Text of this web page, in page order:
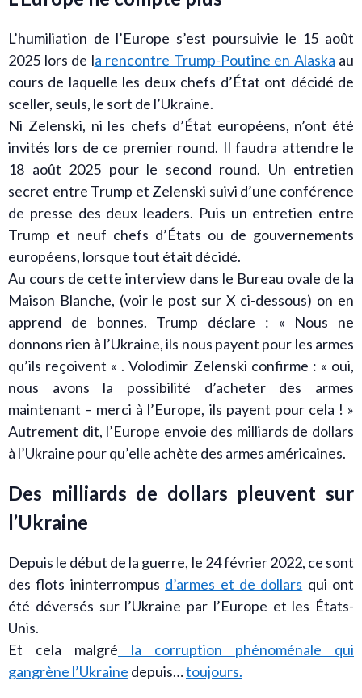
L’humiliation de l’Europe s’est poursuivie le 15 août
2025 lors de la rencontre Trump-Poutine en Alaska au
cours de laquelle les deux chefs d’État ont décidé de
sceller, seuls, le sort de l’Ukraine.
Ni Zelenski, ni les chefs d’État européens, n’ont été
invités lors de ce premier round. Il faudra attendre le
18 août 2025 pour le second round. Un entretien
secret entre Trump et Zelenski suivi d’une conférence
de presse des deux leaders. Puis un entretien entre
Trump et neuf chefs d’États ou de gouvernements
européens, lorsque tout était décidé.
Au cours de cette interview dans le Bureau ovale de la
Maison Blanche, (voir le post sur X ci-dessous) on en
apprend de bonnes. Trump déclare : « Nous ne
donnons rien à l’Ukraine, ils nous payent pour les armes
qu’ils reçoivent « . Volodimir Zelenski confirme : « oui,
nous avons la possibilité d’acheter des armes
maintenant – merci à l’Europe, ils payent pour cela ! »
Autrement dit, l’Europe envoie des milliards de dollars
à l’Ukraine pour qu’elle achète des armes américaines.
Des milliards de dollars pleuvent sur
l’Ukraine
Depuis le début de la guerre, le 24 février 2022, ce sont
des flots ininterrompus d’armes et de dollars qui ont
été déversés sur l’Ukraine par l’Europe et les États-
Unis.
Et cela malgré la corruption phénoménale qui
gangrène l’Ukraine depuis…toujours.